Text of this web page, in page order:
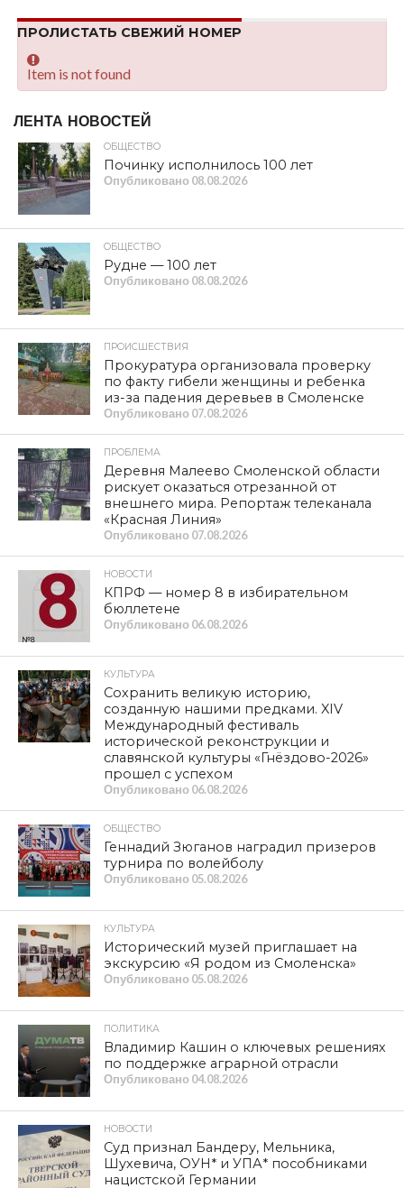
SHARE TWEET SHARE SHARE EMAIL
На заседании Смоленской областной Думы,
состоявшемся в конце ноября сего года, руководитель
фракции КПРФ В. Кузнецов поднял перед коллегами и
руководством Законодательного собрания вопрос об
ажиотаже, творящемся в АО «Газпром
газораспределение Смоленск», вызванном решением
на обслуживание оборудования с потребителями газа.
В областном центре и в районах образовались
огромные очереди, так как срок был определен до 1
января 2024 г. В противном случае газовики
пригрозили отключить газ.
Все как всегда: не подготовили мероприятие, а уже
грозят санкциями. В итоге председателем Думы был
согласно которому принят компромиссный вариант,
исключающий столпотворения в конторах организации
и упрощающий саму процедуру.
Теперь жителям не нужно будет собирать пакет
документов и приходить в офисы Газпрома для
заключения договоров. Все решится автоматически. О
чем разъясняется в письме руководителю Думы.
«На Ваш запрос о предоставлении информации по
обращениям жителей города Смоленска, связанных с
вопросом перезаключения договоров на выполнение
работ по техническому обслуживанию и ремонту
внутридомового и внутриквартирного газового
оборудования (далее – ВДГО/ВДКО) АО «Газпром
газораспределение Смоленск» (далее – Общество)
сообщает следующее:
С 1 сентября 2023 года вступили в силу поправки в
Федеральный закон «О газоснабжении в РФ»,
Жилищный кодекс РФ (далее – Федеральный закон 71-
ФЗ) а также Правила пользования газом № 410,
согласно которымизменяются требования к
специализированным организациям, которые
полномочны осуществлять техническое
обслуживание и ремонт внутридомового и
– ВДГО/ВДКО).
Согласно изменениям в законодательстве:
организации, которые являются
газораспределительными и осуществляют
транспортировку газа по газораспределительным